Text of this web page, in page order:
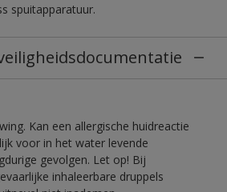
spuitapparatuur.
Kan een allergische huidreactie
voor in het water levende
gevolgen. Let op! Bij
inhaleerbare druppels